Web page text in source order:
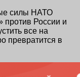
силы НАТО
против России и
все на
превратится в